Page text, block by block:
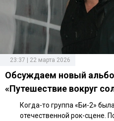
23:37 | 22 марта 2026
Обсуждаем новый
«Путешествие вокруг
Когда-то группа «Би-2»
отечественной рок-сцене.